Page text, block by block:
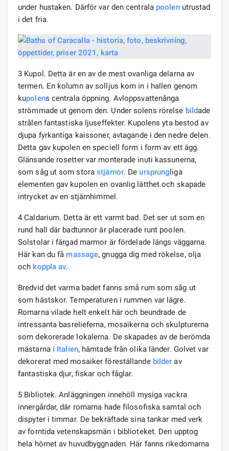
under hustaken. Därför var den centrala poolenutrustad
i det fria.
3 Kupol. Detta är en av de mest ovanliga delarna av
termen. En kolumn av solljus kom in i hallen genom
kupolens centrala öppning. Avloppsvattenånga
strömmade ut genom den. Under solens rörelse bildade
strålen fantastiska ljuseffekter. Kupolens yta bestod av
djupa fyrkantiga kaissoner, avtagande i den nedre delen.
Detta gav kupolen en speciell form i form av ett ägg.
Glänsande rosetter var monterade inuti kassunerna,
som såg ut som storastjärnor. Deursprungliga
elementen gav kupolen en ovanlig lätthet och skapade
intrycket av en stjärnhimmel.
4 Caldarium. Detta är ett varmt bad. Det ser ut som en
rund hall där badtunnor är placerade runt poolen.
Solstolar i färgad marmor är fördelade längs väggarna.
Här kan du få massage, gnugga dig med rökelse, olja
och koppla av.
Bredvid det varma badet fanns små rum som såg ut
som hästskor. Temperaturen i rummen var lägre.
Romarna vilade helt enkelt här och beundrade de
intressanta basrelieferna, mosaikerna och skulpturerna
som dekorerade lokalerna. De skapades av de berömda
mästarna i Italien, hämtade från olika länder. Golvet var
dekorerat med mosaiker föreställande bilder av
fantastiska djur, fiskar och fåglar.
5 Bibliotek. Anläggningen innehöll mysiga vackra
innergårdar, där romarna hade filosofiska samtal och
dispyter i timmar. De bekräftade sina tankar med verk
av forntida vetenskapsmän i biblioteket. Den upptog
hela hörnet av huvudbyggnaden. Här fanns rikedomarna